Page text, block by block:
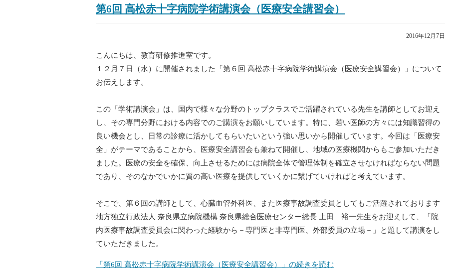
第6回 高松赤十字病院学術講演会（医療安全講習会）
2016年12月7日
こんにちは、教育研修推進室です。
１２月７日（水）に開催されました「第６回 高松赤十字病院学術講演会（医療安全講習会）」について
お伝えします。
この「学術講演会」は、国内で様々な分野のトップクラスでご活躍されている先生を講師としてお迎え
し、その専門分野における内容でのご講演をお願いしています。特に、若い医師の方々には知識習得の
良い機会とし、日常の診療に活かしてもらいたいという強い思いから開催しています。今回は「医療安
全」がテーマであることから、医療安全講習会も兼ねて開催し、地域の医療機関からもご参加いただき
ました。医療の安全を確保、向上させるためには病院全体で管理体制を確立させなければならない問題
であり、そのなかでいかに質の高い医療を提供していくかに繋げていければと考えています。
そこで、第６回の講師として、心臓血管外科医、また医療事故調査委員としてもご活躍されております
地方独立行政法人 奈良県立病院機構 奈良県総合医療センター総長 上田 裕一先生をお迎えして、「院
内医療事故調査委員会に関わった経験から－専門医と非専門医、外部委員の立場－」と題して講演をし
ていただきました。
「第6回 高松赤十字病院学術講演会（医療安全講習会）」の続きを読む